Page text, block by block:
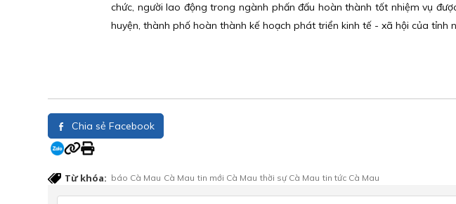
chức, người lao động trong ngành phấn đấu hoàn thành tốt nhiệm vụ
huyện, thành phố hoàn thành kế hoạch phát triển kinh tế - xã hội của tỉnh
Chia sẻ Facebook
Từ khóa: báo Cà Mau Cà Mau tin mới Cà Mau thời sự Cà Mau tin tức Cà Mau